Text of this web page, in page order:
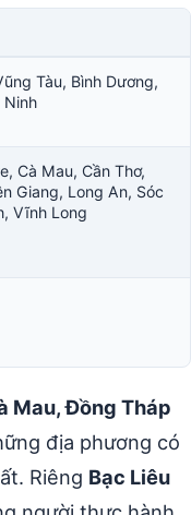
Tàu, Bình Dương,
Ninh
Cà Mau, Cần Thơ,
Giang, Long An, Sóc
Vĩnh Long
Mau, Đồng Tháp
địa phương có
Riêng Bạc Liêu